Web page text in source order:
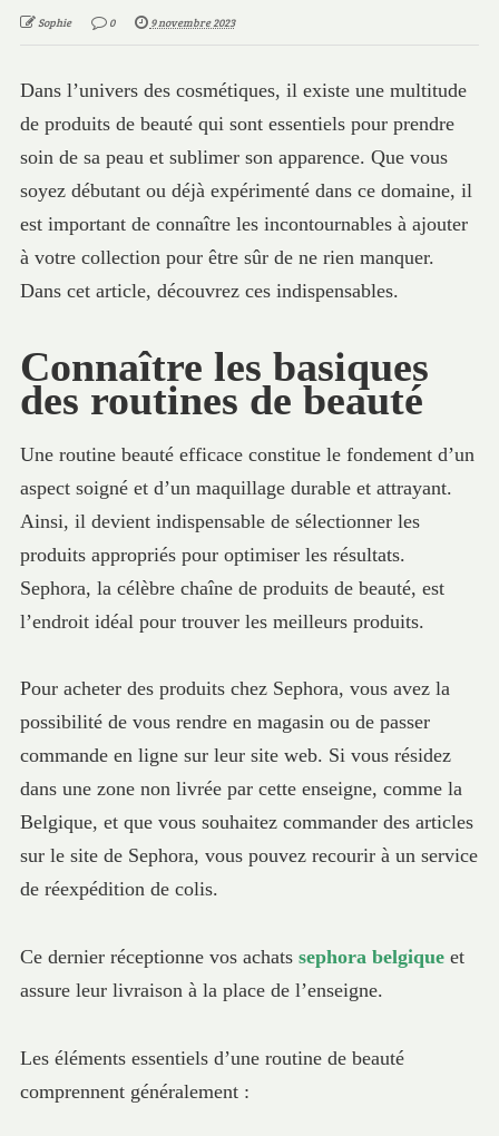
Sophie 0 9 novembre 2023
Dans l’univers des cosmétiques, il existe une multitude
de produits de beauté qui sont essentiels pour prendre
soin de sa peau et sublimer son apparence. Que vous
soyez débutant ou déjà expérimenté dans ce domaine, il
est important de connaître les incontournables à ajouter
à votre collection pour être sûr de ne rien manquer.
Dans cet article, découvrez ces indispensables.
Connaître les basiques
des routines de beauté
Une routine beauté efficace constitue le fondement d’un
aspect soigné et d’un maquillage durable et attrayant.
Ainsi, il devient indispensable de sélectionner les
produits appropriés pour optimiser les résultats.
Sephora, la célèbre chaîne de produits de beauté, est
l’endroit idéal pour trouver les meilleurs produits.
Pour acheter des produits chez Sephora, vous avez la
possibilité de vous rendre en magasin ou de passer
commande en ligne sur leur site web. Si vous résidez
dans une zone non livrée par cette enseigne, comme la
Belgique, et que vous souhaitez commander des articles
sur le site de Sephora, vous pouvez recourir à un service
de réexpédition de colis.
Ce dernier réceptionne vos achats sephora belgiqueet
assure leur livraison à la place de l’enseigne.
Les éléments essentiels d’une routine de beauté
comprennent généralement :